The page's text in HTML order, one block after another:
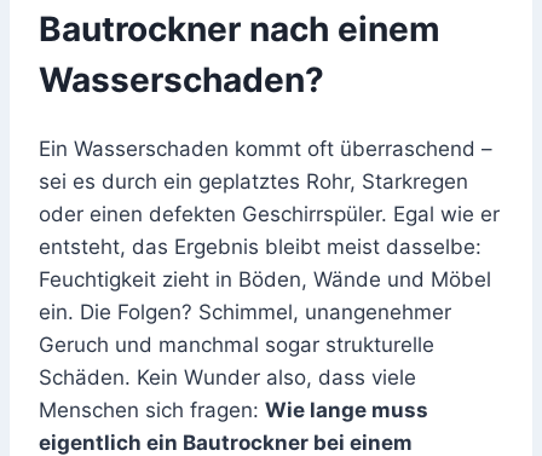
Bautrockner nach einem
Wasserschaden?
Ein Wasserschaden kommt oft überraschend –
sei es durch ein geplatztes Rohr, Starkregen
oder einen defekten Geschirrspüler. Egal wie er
entsteht, das Ergebnis bleibt meist dasselbe:
Feuchtigkeit zieht in Böden, Wände und Möbel
ein. Die Folgen? Schimmel, unangenehmer
Geruch und manchmal sogar strukturelle
Schäden. Kein Wunder also, dass viele
Menschen sich fragen: Wie lange muss
eigentlich ein Bautrockner bei einem